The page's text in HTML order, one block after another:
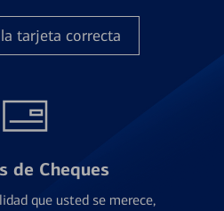
tarjeta correcta
de Cheques
que usted se merece,